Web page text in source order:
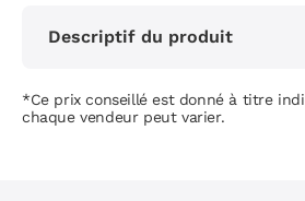
Descriptif du produit
*Ce prix conseillé est donné à titre
chaque vendeur peut varier.